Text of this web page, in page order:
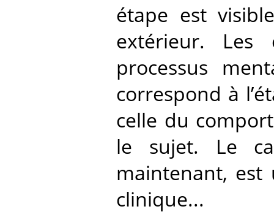
étape est
extérieur.
processus
correspond à
celle du
le sujet. Le
maintenant, est
clinique...